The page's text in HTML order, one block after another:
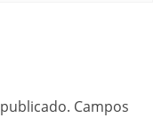
Campos